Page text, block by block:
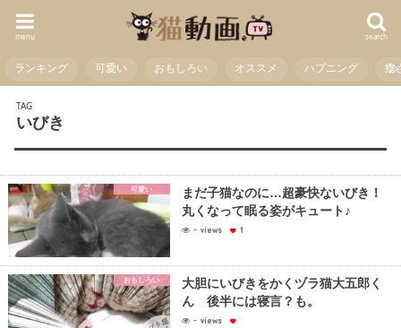
search
menu
ランキング 可愛い おもしろい オススメ ハプニング 癒
TAG
いびき
可愛い
まだ子猫なのに…超豪快ないびき！
丸くなって眠る姿がキュート♪
- views 1
おもしろい
大胆にいびきをかくヅラ猫大五郎く
ん 後半には寝言？も。
- views